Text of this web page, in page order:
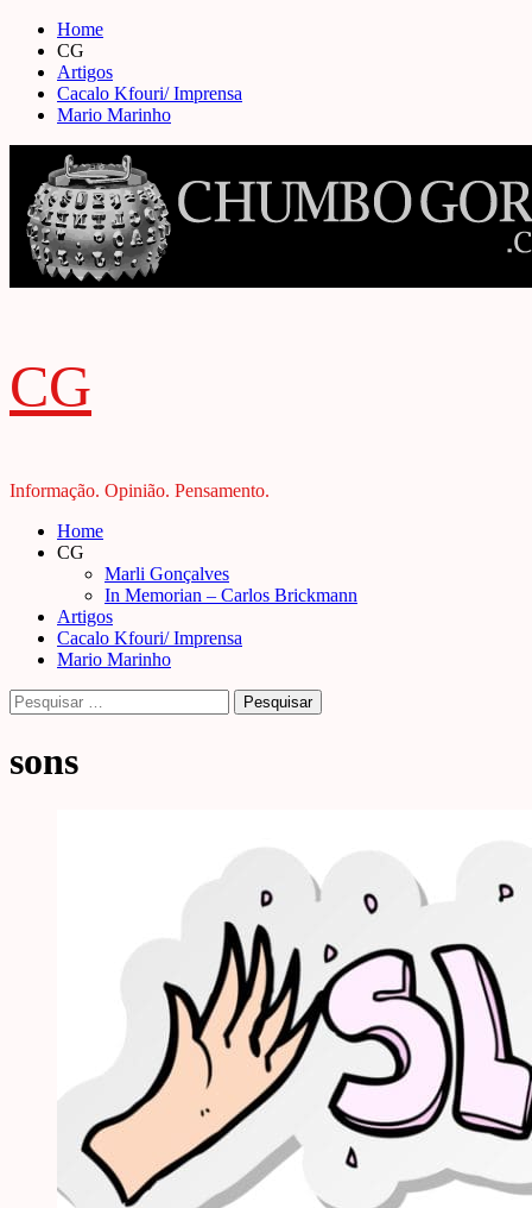
Skip
content
Home
CG
Artigos
Cacalo Kfouri/ Imprensa
Mario Marinho
CG
Informação. Opinião. Pensamento.
Primary
Menu
Home
CG
Marli Gonçalves
In Memorian – Carlos Brickmann
Artigos
Cacalo Kfouri/ Imprensa
Mario Marinho
Pesquisar
por:
sons